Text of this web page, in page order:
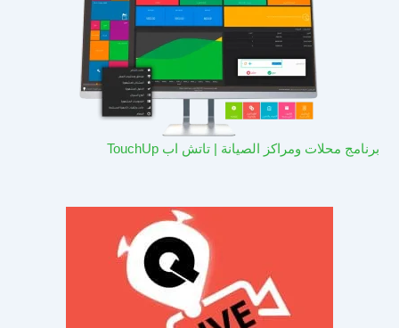
برنامج محلات ومراكز الصيانة | تاتش اب TouchUp